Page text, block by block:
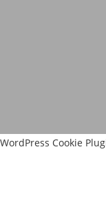
WordPress Cookie